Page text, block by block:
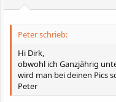
Peter schrieb:
Hi Dirk,
obwohl ich Ganzjährig
wird man bei deinen Pics
Peter